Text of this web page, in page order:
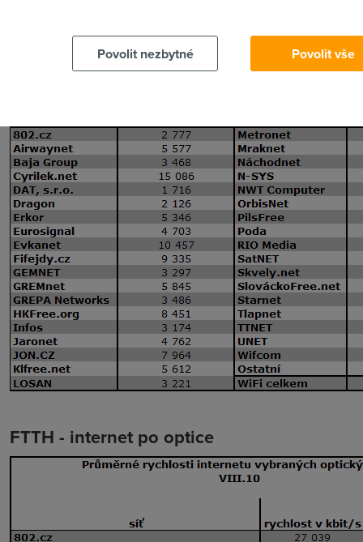
FTTH - internet po optice
Povolit nezbytné Povolit vše